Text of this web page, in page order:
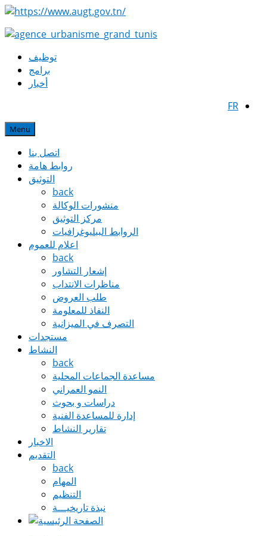
توظيف
برامج
أخبار
FR
Menu
اتصل بنا
روابط هامة
التوثيق
back
منشورات الوكالة
مركز التوثيق
الروابط الببليوغرافيات
اعلام للعموم
back
إشعار التشاور
مناظرات الانتداب
طلب العروض
النفاذ للمعلومة
التصرف في الميزانية
مستجدات
النشاط
back
مساعدة الجماعات المحلية
النمو العمراني
دراسات و بحوث
إدارة للمساعدة الفنية
تقارير النشاط
الاخبار
التقديم
back
المهام
التنظيم
نبذة تاريخيـــة